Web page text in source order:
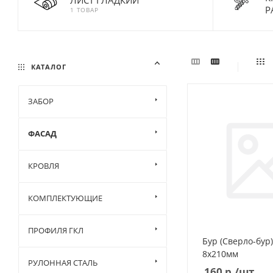
1 ТОВАР
Бур (Сверло-
8х210мм
КАТАЛОГ
ЗАБОР
ФАСАД
КРОВЛЯ
КОМПЛЕКТУЮЩИЕ
ПРОФИЛЯ ГКЛ
РУЛОННАЯ СТАЛЬ